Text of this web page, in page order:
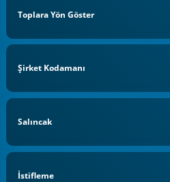
Toplara Yön Göster
Şirket Kodamanı
Salıncak
İstifleme